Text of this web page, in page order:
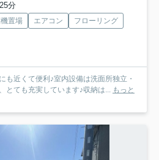
分
置場 エアコン
フローリング
も近くて便利♪室内設備は洗面所独立・
とても充実しています♪収納は... もっと